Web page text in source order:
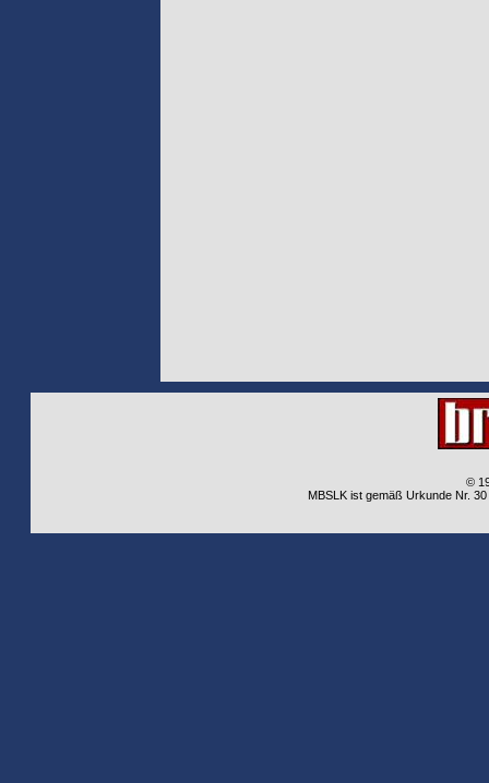
©
MBSLK ist gemäß Urkunde Nr.